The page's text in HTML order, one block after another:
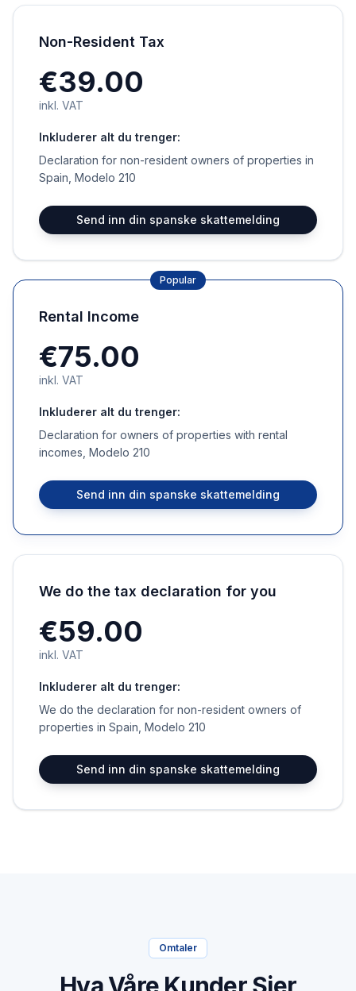
Non-Resident Tax
€39.00
inkl. VAT
Inkluderer alt du trenger:
Declaration for non-resident owners of properties in
Spain, Modelo 210
Send inn din spanske skattemelding
Popular
Rental Income
€75.00
inkl. VAT
Inkluderer alt du trenger:
Declaration for owners of properties with rental
incomes, Modelo 210
Send inn din spanske skattemelding
We do the tax declaration for you
€59.00
inkl. VAT
Inkluderer alt du trenger:
We do the declaration for non-resident owners of
properties in Spain, Modelo 210
Send inn din spanske skattemelding
Omtaler